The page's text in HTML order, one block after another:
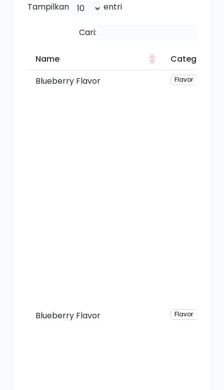
Tampilkan entri
Cari:
Name
Category
Name
Category
Blueberry Flavor Flavor
Blueberry Flavor Flavor